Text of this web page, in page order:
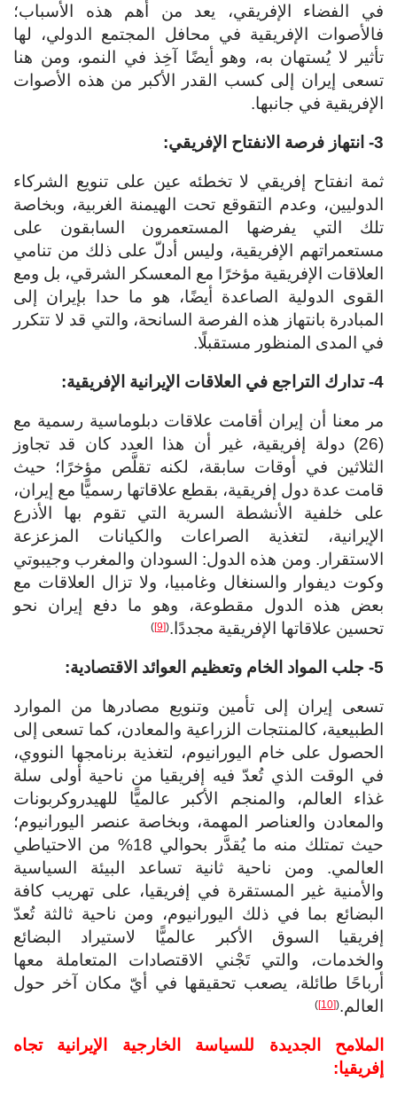
في الفضاء الإفريقي، يعد من أهم هذه الأسباب؛
فالأصوات الإفريقية في محافل المجتمع الدولي، لها
تأثير لا يُستهان به، وهو أيضًا آخِذ في النمو، ومن هنا
تسعى إيران إلى كسب القدر الأكبر من هذه الأصوات
الإفريقية في جانبها.
3- انتهاز فرصة الانفتاح الإفريقي:
ثمة انفتاح إفريقي لا تخطئه عين على تنويع الشركاء
الدوليين، وعدم التقوقع تحت الهيمنة الغربية، وبخاصة
تلك التي يفرضها المستعمرون السابقون على
مستعمراتهم الإفريقية، وليس أدلّ على ذلك من تنامي
العلاقات الإفريقية مؤخرًا مع المعسكر الشرقي، بل ومع
القوى الدولية الصاعدة أيضًا، هو ما حدا بإيران إلى
المبادرة بانتهاز هذه الفرصة السانحة، والتي قد لا تتكرر
في المدى المنظور مستقبلًا.
4- تدارك التراجع في العلاقات الإيرانية الإفريقية:
مر معنا أن إيران أقامت علاقات دبلوماسية رسمية مع
(26) دولة إفريقية، غير أن هذا العدد كان قد تجاوز
الثلاثين في أوقات سابقة، لكنه تقلَّص مؤخرًا؛ حيث
قامت عدة دول إفريقية، بقطع علاقاتها رسميًّا مع إيران،
على خلفية الأنشطة السرية التي تقوم بها الأذرع
الإيرانية، لتغذية الصراعات والكيانات المزعزعة
الاستقرار. ومن هذه الدول: السودان والمغرب وجيبوتي
وكوت ديفوار والسنغال وغامبيا، ولا تزال العلاقات مع
بعض هذه الدول مقطوعة، وهو ما دفع إيران نحو
تحسين علاقاتها الإفريقية مجددًا.(
[9]
)
5- جلب المواد الخام وتعظيم العوائد الاقتصادية:
تسعى إيران إلى تأمين وتنويع مصادرها من الموارد
الطبيعية، كالمنتجات الزراعية والمعادن، كما تسعى إلى
الحصول على خام اليورانيوم، لتغذية برنامجها النووي،
في الوقت الذي تُعدّ فيه إفريقيا من ناحية أولى سلة
غذاء العالم، والمنجم الأكبر عالميًّا للهيدروكربونات
والمعادن والعناصر المهمة، وبخاصة عنصر اليورانيوم؛
حيث تمتلك منه ما يُقدَّر بحوالي 18% من الاحتياطي
العالمي. ومن ناحية ثانية تساعد البيئة السياسية
والأمنية غير المستقرة في إفريقيا، على تهريب كافة
البضائع بما في ذلك اليورانيوم، ومن ناحية ثالثة تُعدّ
إفريقيا السوق الأكبر عالميًّا لاستيراد البضائع
والخدمات، والتي تَجْني الاقتصادات المتعاملة معها
أرباحًا طائلة، يصعب تحقيقها في أيّ مكان آخر حول
العالم.(
[10]
)
الملامح الجديدة للسياسة الخارجية الإيرانية تجاه
إفريقيا: